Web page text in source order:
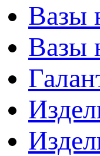
Вазы
Вазы